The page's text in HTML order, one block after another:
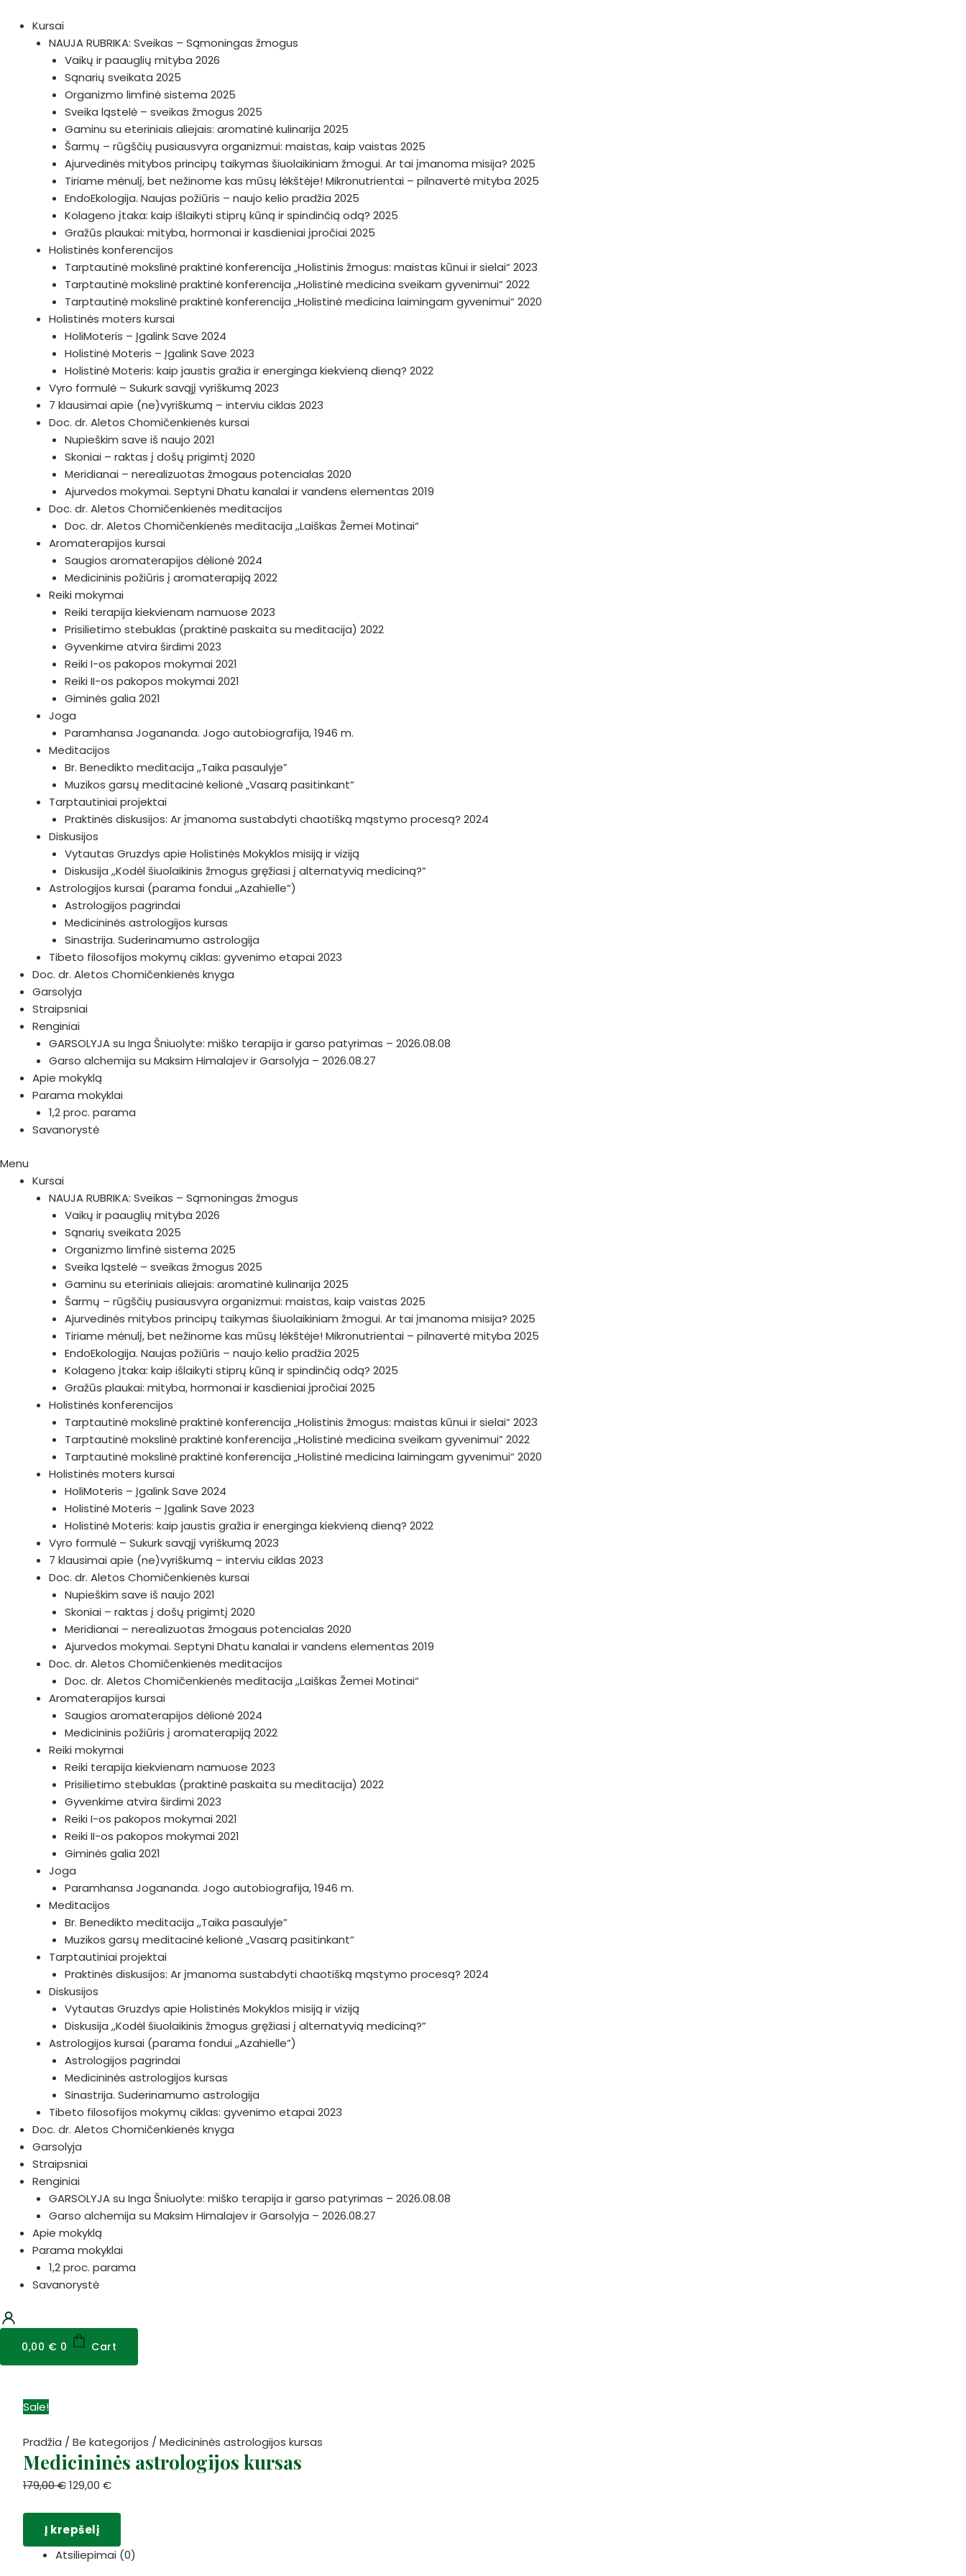
Kursai
NAUJA RUBRIKA: Sveikas – Sąmoningas žmogus
Vaikų ir paauglių mityba 2026
Sąnarių sveikata 2025
Organizmo limfinė sistema 2025
Sveika ląstelė – sveikas žmogus 2025
Gaminu su eteriniais aliejais: aromatinė kulinarija 2025
Šarmų – rūgščių pusiausvyra organizmui: maistas, kaip vaistas 2025
Ajurvedinės mitybos principų taikymas šiuolaikiniam žmogui. Ar tai įmanoma misija? 2025
Tiriame mėnulį, bet nežinome kas mūsų lėkštėje! Mikronutrientai – pilnavertė mityba 2025
EndoEkologija. Naujas požiūris – naujo kelio pradžia 2025
Kolageno įtaka: kaip išlaikyti stiprų kūną ir spindinčią odą? 2025
Gražūs plaukai: mityba, hormonai ir kasdieniai įpročiai 2025
Holistinės konferencijos
Tarptautinė mokslinė praktinė konferencija „Holistinis žmogus: maistas kūnui ir sielai“ 2023
Tarptautinė mokslinė praktinė konferencija ,,Holistinė medicina sveikam gyvenimui” 2022
Tarptautinė mokslinė praktinė konferencija „Holistinė medicina laimingam gyvenimui“ 2020
Holistinės moters kursai
HoliMoteris – Įgalink Save 2024
Holistinė Moteris – Įgalink Save 2023
Holistinė Moteris: kaip jaustis gražia ir energinga kiekvieną dieną? 2022
Vyro formulė – Sukurk savąjį vyriškumą 2023
7 klausimai apie (ne)vyriškumą – interviu ciklas 2023
Doc. dr. Aletos Chomičenkienės kursai
Nupieškim save iš naujo 2021
Skoniai – raktas į došų prigimtį 2020
Meridianai – nerealizuotas žmogaus potencialas 2020
Ajurvedos mokymai. Septyni Dhatu kanalai ir vandens elementas 2019
Doc. dr. Aletos Chomičenkienės meditacijos
Doc. dr. Aletos Chomičenkienės meditacija ,,Laiškas Žemei Motinai“
Aromaterapijos kursai
Saugios aromaterapijos dėlionė 2024
Medicininis požiūris į aromaterapiją 2022
Reiki mokymai
Reiki terapija kiekvienam namuose 2023
Prisilietimo stebuklas (praktinė paskaita su meditacija) 2022
Gyvenkime atvira širdimi 2023
Reiki I-os pakopos mokymai 2021
Reiki II-os pakopos mokymai 2021
Giminės galia 2021
Joga
Paramhansa Jogananda. Jogo autobiografija, 1946 m.
Meditacijos
Br. Benedikto meditacija ,,Taika pasaulyje”
Muzikos garsų meditacinė kelionė „Vasarą pasitinkant“
Tarptautiniai projektai
Praktinės diskusijos: Ar įmanoma sustabdyti chaotišką mąstymo procesą? 2024
Diskusijos
Vytautas Gruzdys apie Holistinės Mokyklos misiją ir viziją
Diskusija ,,Kodėl šiuolaikinis žmogus gręžiasi į alternatyvią mediciną?”
Astrologijos kursai (parama fondui ,,Azahielle”)
Astrologijos pagrindai
Medicininės astrologijos kursas
Sinastrija. Suderinamumo astrologija
Tibeto filosofijos mokymų ciklas: gyvenimo etapai 2023
Doc. dr. Aletos Chomičenkienės knyga
Garsolyja
Straipsniai
Renginiai
GARSOLYJA su Inga Šniuolyte: miško terapija ir garso patyrimas – 2026.08.08
Garso alchemija su Maksim Himalajev ir Garsolyja – 2026.08.27
Apie mokyklą
Parama mokyklai
1,2 proc. parama
Savanorystė
Menu
Kursai
NAUJA RUBRIKA: Sveikas – Sąmoningas žmogus
Vaikų ir paauglių mityba 2026
Sąnarių sveikata 2025
Organizmo limfinė sistema 2025
Sveika ląstelė – sveikas žmogus 2025
Gaminu su eteriniais aliejais: aromatinė kulinarija 2025
Šarmų – rūgščių pusiausvyra organizmui: maistas, kaip vaistas 2025
Ajurvedinės mitybos principų taikymas šiuolaikiniam žmogui. Ar tai įmanoma misija? 2025
Tiriame mėnulį, bet nežinome kas mūsų lėkštėje! Mikronutrientai – pilnavertė mityba 2025
EndoEkologija. Naujas požiūris – naujo kelio pradžia 2025
Kolageno įtaka: kaip išlaikyti stiprų kūną ir spindinčią odą? 2025
Gražūs plaukai: mityba, hormonai ir kasdieniai įpročiai 2025
Holistinės konferencijos
Tarptautinė mokslinė praktinė konferencija „Holistinis žmogus: maistas kūnui ir sielai“ 2023
Tarptautinė mokslinė praktinė konferencija ,,Holistinė medicina sveikam gyvenimui” 2022
Tarptautinė mokslinė praktinė konferencija „Holistinė medicina laimingam gyvenimui“ 2020
Holistinės moters kursai
HoliMoteris – Įgalink Save 2024
Holistinė Moteris – Įgalink Save 2023
Holistinė Moteris: kaip jaustis gražia ir energinga kiekvieną dieną? 2022
Vyro formulė – Sukurk savąjį vyriškumą 2023
7 klausimai apie (ne)vyriškumą – interviu ciklas 2023
Doc. dr. Aletos Chomičenkienės kursai
Nupieškim save iš naujo 2021
Skoniai – raktas į došų prigimtį 2020
Meridianai – nerealizuotas žmogaus potencialas 2020
Ajurvedos mokymai. Septyni Dhatu kanalai ir vandens elementas 2019
Doc. dr. Aletos Chomičenkienės meditacijos
Doc. dr. Aletos Chomičenkienės meditacija ,,Laiškas Žemei Motinai“
Aromaterapijos kursai
Saugios aromaterapijos dėlionė 2024
Medicininis požiūris į aromaterapiją 2022
Reiki mokymai
Reiki terapija kiekvienam namuose 2023
Prisilietimo stebuklas (praktinė paskaita su meditacija) 2022
Gyvenkime atvira širdimi 2023
Reiki I-os pakopos mokymai 2021
Reiki II-os pakopos mokymai 2021
Giminės galia 2021
Joga
Paramhansa Jogananda. Jogo autobiografija, 1946 m.
Meditacijos
Br. Benedikto meditacija ,,Taika pasaulyje”
Muzikos garsų meditacinė kelionė „Vasarą pasitinkant“
Tarptautiniai projektai
Praktinės diskusijos: Ar įmanoma sustabdyti chaotišką mąstymo procesą? 2024
Diskusijos
Vytautas Gruzdys apie Holistinės Mokyklos misiją ir viziją
Diskusija ,,Kodėl šiuolaikinis žmogus gręžiasi į alternatyvią mediciną?”
Astrologijos kursai (parama fondui ,,Azahielle”)
Astrologijos pagrindai
Medicininės astrologijos kursas
Sinastrija. Suderinamumo astrologija
Tibeto filosofijos mokymų ciklas: gyvenimo etapai 2023
Doc. dr. Aletos Chomičenkienės knyga
Garsolyja
Straipsniai
Renginiai
GARSOLYJA su Inga Šniuolyte: miško terapija ir garso patyrimas – 2026.08.08
Garso alchemija su Maksim Himalajev ir Garsolyja – 2026.08.27
Apie mokyklą
Parama mokyklai
1,2 proc. parama
Savanorystė
0,00 € 0 Cart
Sale!
Pradžia / Be kategorijos / Medicininės astrologijos kursas
Medicininės astrologijos kursas
179,00€129,00 €
produkto
Medicininės
astrologijos
Į krepšelį
Atsiliepimai (0)